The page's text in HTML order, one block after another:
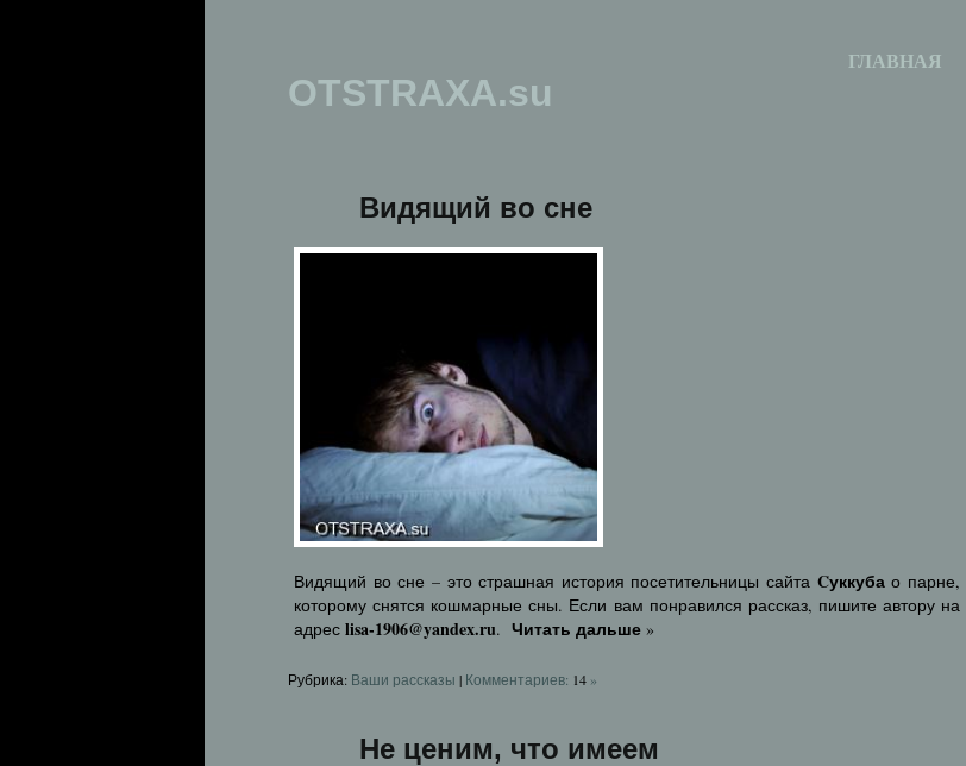
OTSTRAXA.su
ГЛАВНАЯ
Видящий во сне
Видящий во сне – это страшная история посетительницы сайта Cуккубао парне,
которому снятся кошмарные сны. Если вам понравился рассказ, пишите автору на
адрес lisa-1906@yandex.ru. Читать дальше »
Рубрика: Ваши рассказы | Комментариев: 14 »
Не ценим, что имеем